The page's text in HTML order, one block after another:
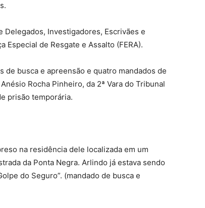
Delegados, Investigadores, Escrivães e
de Resgate e Assalto (FERA).
de busca e apreensão e quatro mandados de
Rocha Pinheiro, da 2ª Vara do Tribunal
prisão temporária.
na residência dele localizada em um
da Ponta Negra. Arlindo já estava sendo
do Seguro”. (mandado de busca e